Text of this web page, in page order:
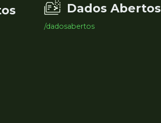
Dados Abertos
/dadosabertos